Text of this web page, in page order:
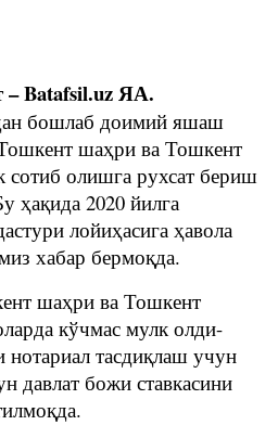
– Batafsil.uz ЯА.
бошлаб доимий яшаш
шаҳри ва Тошкент
сотиб олишга рухсат бериш
ҳақида 2020 йилга
лойиҳасига ҳавола
хабар бермоқда.
шаҳри ва Тошкент
кўчмас мулк олди-
тасдиқлаш учун
давлат божи ставкасини